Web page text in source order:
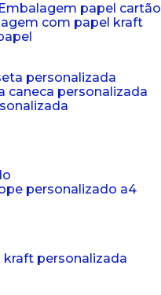
embalagem papel cartão
com papel kraft
personalizada
caneca personalizada
personalizado a4
kraft personalizada